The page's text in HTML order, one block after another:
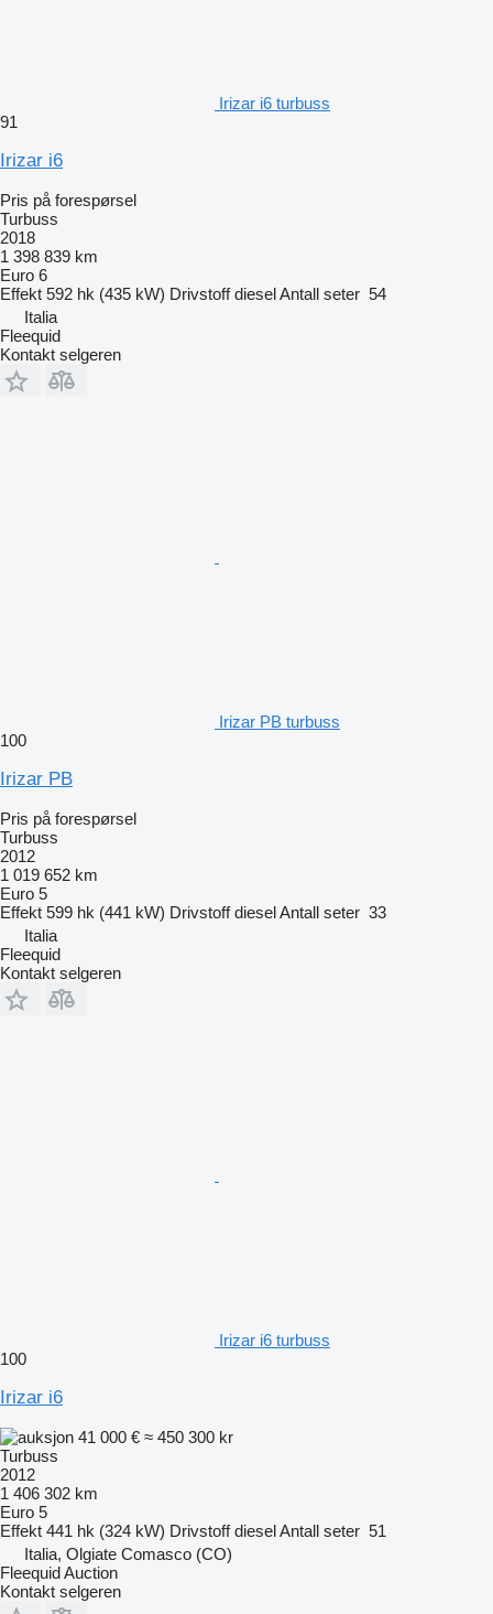
Irizar i6 turbuss
91
Irizar i6
Pris på forespørsel
Turbuss
2018
1 398 839 km
Euro 6
Effekt 592 hk (435 kW) Drivstoff dieselAntall seter 54
Italia
Fleequid
Kontakt selgeren
Irizar PB turbuss
100
Irizar PB
Pris på forespørsel
Turbuss
2012
1 019 652 km
Euro 5
Effekt 599 hk (441 kW) Drivstoff dieselAntall seter 33
Italia
Fleequid
Kontakt selgeren
Irizar i6 turbuss
100
Irizar i6
41 000 € ≈ 450 300 kr
Turbuss
2012
1 406 302 km
Euro 5
Effekt 441 hk (324 kW) Drivstoff dieselAntall seter 51
Italia, Olgiate Comasco (CO)
Fleequid Auction
Kontakt selgeren